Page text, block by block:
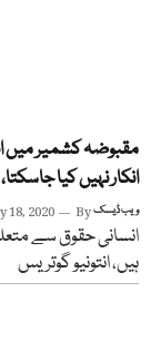
مقبوضہ کشمیر میں
انکار نہیں کیا
18, 2020 Byویب ڈیسک
انسانی حقوق سے
ہیں، انتونیو گوتریس